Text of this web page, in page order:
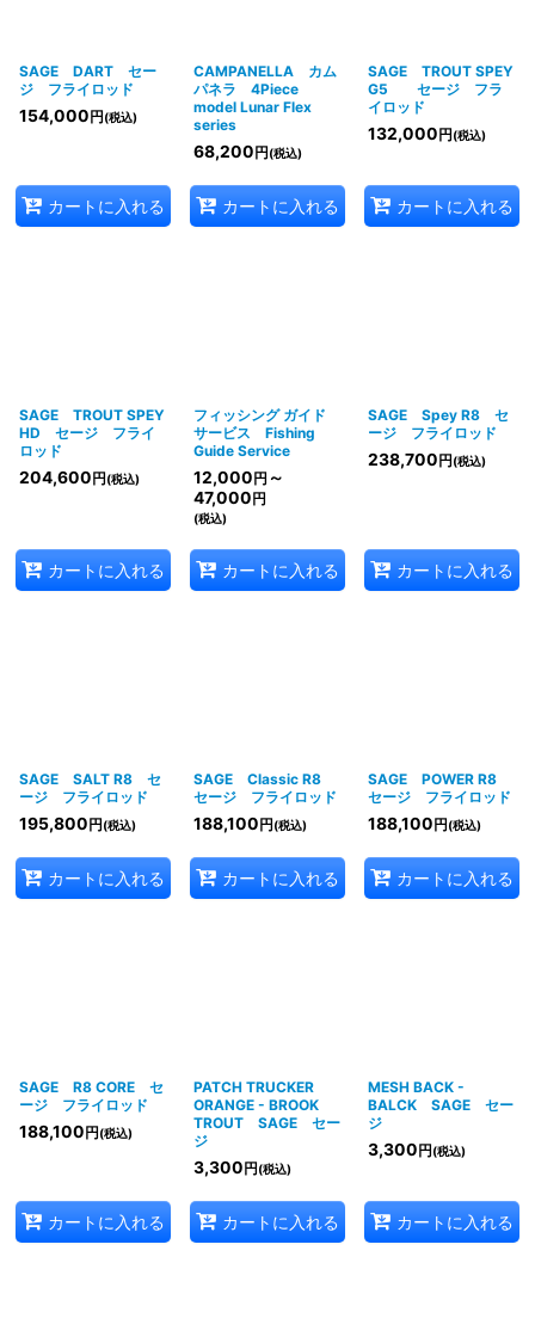
SAGE DART セー
ジ フライロッド
154,000 円 (税込)
カートに入れる
CAMPANELLA カム
パネラ 4Piece
model Lunar Flex
series
68,200 円 (税込)
カートに入れる
SAGE TROUT SPEY
G5 セージ フラ
イロッド
132,000 円 (税込)
カートに入れる
SAGE TROUT SPEY
HD セージ フライ
ロッド
204,600 円 (税込)
カートに入れる
フィッシング ガイド
サービス Fishing
Guide Service
12,000 円 ～
47,000 円
(税込)
カートに入れる
SAGE Spey R8 セ
ージ フライロッド
238,700 円 (税込)
カートに入れる
SAGE SALT R8 セ
ージ フライロッド
195,800 円 (税込)
カートに入れる
SAGE Classic R8
セージ フライロッド
188,100 円 (税込)
カートに入れる
SAGE POWER R8
セージ フライロッド
188,100 円 (税込)
カートに入れる
SAGE R8 CORE セ
ージ フライロッド
188,100 円 (税込)
カートに入れる
PATCH TRUCKER
ORANGE - BROOK
TROUT SAGE セー
ジ
3,300 円 (税込)
カートに入れる
MESH BACK -
BALCK SAGE セー
ジ
3,300 円 (税込)
カートに入れる